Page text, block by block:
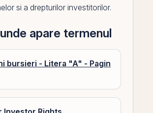
si a drepturilor investitorilor.
apare termenul
bursieri - Litera "A" - Pagin